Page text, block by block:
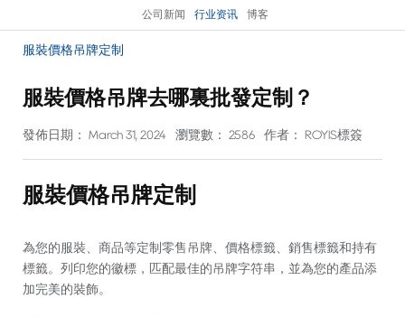
公司新闻 行业资讯 博客
服裝價格吊牌定制
服裝價格吊牌去哪裏批發定制？
發佈日期： March 31, 2024 瀏覽數： 2586 作者： ROYIS標簽
服裝價格吊牌定制
為您的服裝、商品等定制零售吊牌、價格標籤、銷售標籤和持有
標籤。列印您的徽標，匹配最佳的吊牌字符串，並為您的產品添
加完美的裝飾。